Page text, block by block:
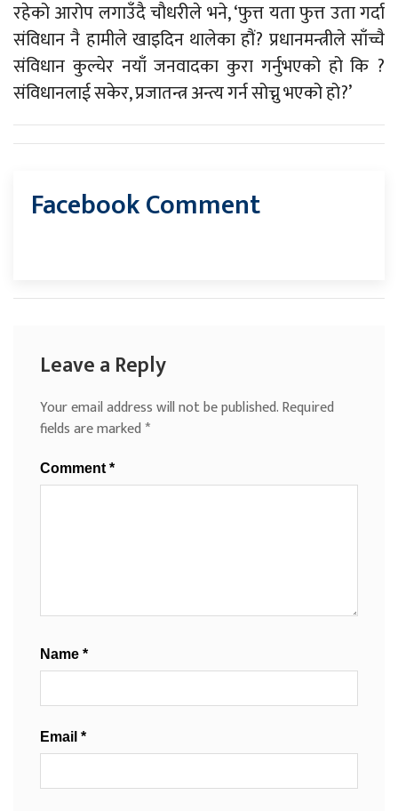
रहेको आरोप लगाउँदै चौधरीले भने, ‘फुत्त यता फुत्त उता गर्दा
संविधान नै हामीले खाइदिन थालेका हौं? प्रधानमन्त्रीले साँच्चै
संविधान कुल्चेर नयाँ जनवादका कुरा गर्नुभएको हो कि ?
संविधानलाई सकेर, प्रजातन्त्र अन्त्य गर्न सोच्नु भएको हो?’
Facebook Comment
Leave a Reply
Your email address will not be published.Required
fields are marked*
Comment *
Name *
Email *